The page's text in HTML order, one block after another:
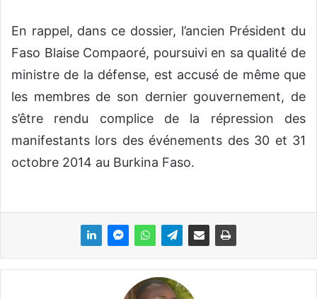
En rappel, dans ce dossier, l’ancien Président du
Faso Blaise Compaoré, poursuivi en sa qualité de
ministre de la défense, est accusé de même que
les membres de son dernier gouvernement, de
s’être rendu complice de la répression des
manifestants lors des événements des 30 et 31
octobre 2014 au Burkina Faso.